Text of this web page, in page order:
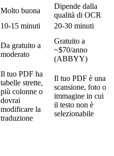
Molto buona
Dipende dalla
qualità di OCR
10-15 minuti 20-30 minuti
Da gratuito a
moderato
Gratuito a
~$70/anno
(ABBYY)
Il tuo PDF ha
tabelle strette,
più colonne o
dovrai
modificare la
traduzione
Il tuo PDF è una
scansione, foto o
immagine in cui
il testo non è
selezionabile